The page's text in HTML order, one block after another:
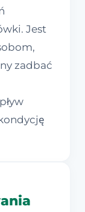
Jest
zadbać